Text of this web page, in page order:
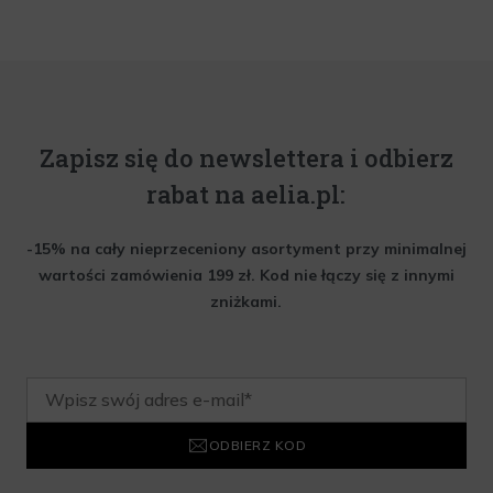
Zapisz się do newslettera i odbierz
rabat na aelia.pl:
-15% na cały nieprzeceniony asortyment przy minimalnej
wartości zamówienia 199 zł. Kod nie łączy się z innymi
zniżkami.
ODBIERZ KOD